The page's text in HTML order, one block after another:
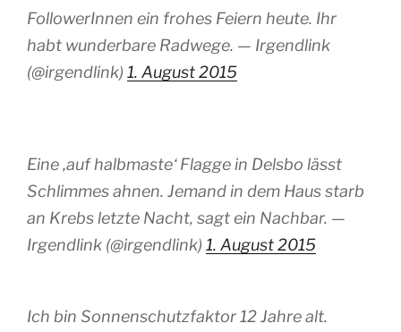
FollowerInnen ein frohes Feiern heute. Ihr
habt wunderbare Radwege. — Irgendlink
(@irgendlink) 1. August 2015
Eine ‚auf halbmaste‘ Flagge in Delsbo lässt
Schlimmes ahnen. Jemand in dem Haus starb
an Krebs letzte Nacht, sagt ein Nachbar. —
Irgendlink (@irgendlink) 1. August 2015
Ich bin Sonnenschutzfaktor 12 Jahre alt.